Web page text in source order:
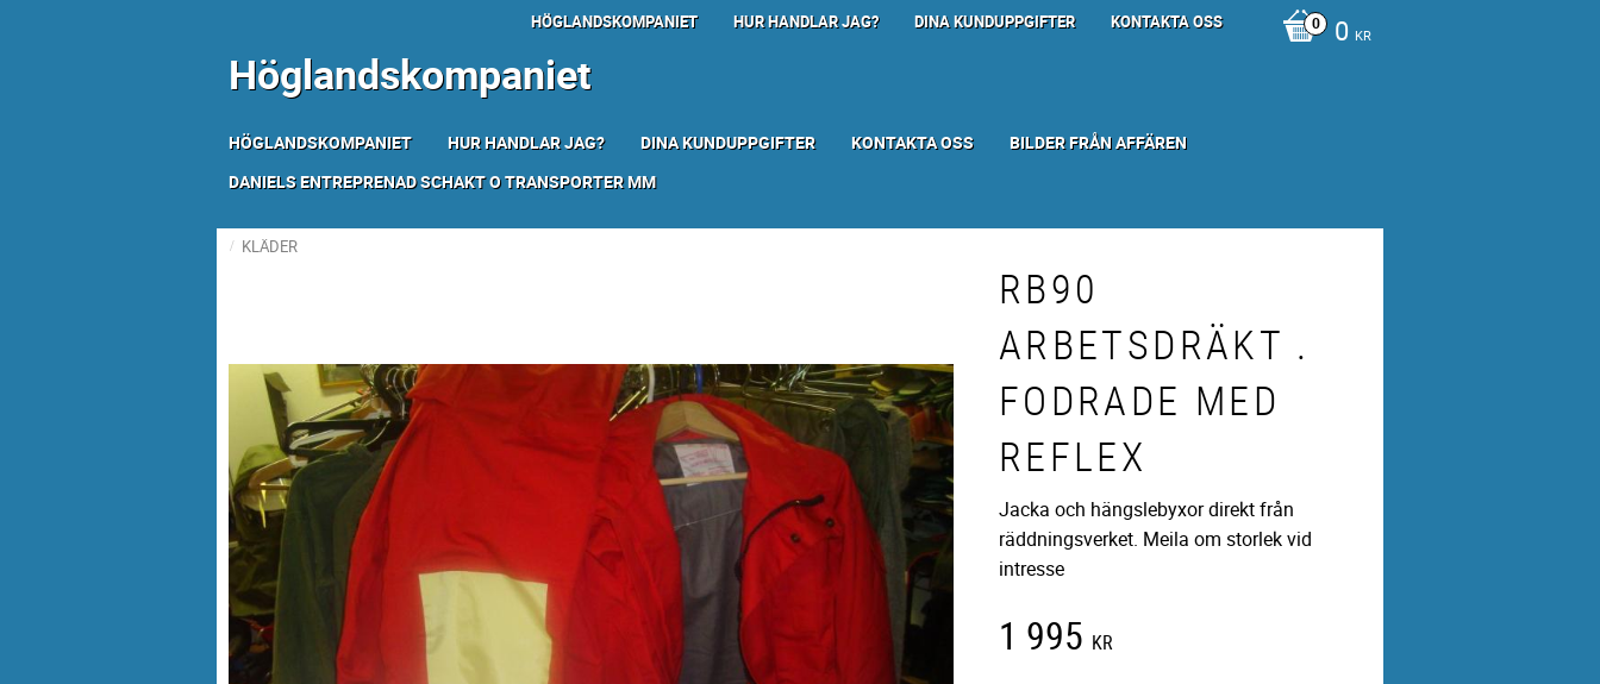
0 KR
HÖGLANDSKOMPANIET HUR HANDLAR JAG? DINA KUNDUPPGIFTER KONTAKTA OSS
Höglandskompaniet
HÖGLANDSKOMPANIET HUR HANDLAR JAG? DINA KUNDUPPGIFTER KONTAKTA OSS
BILDER FRÅN AFFÄREN
DANIELS ENTREPRENAD SCHAKT O TRANSPORTER MM
KLÄDER
RB90
ARBETSDRÄKT .
FODRADE MED
REFLEX
Jacka och hängslebyxor direkt från
räddningsverket. Meila om storlek vid
intresse
1 995 KR